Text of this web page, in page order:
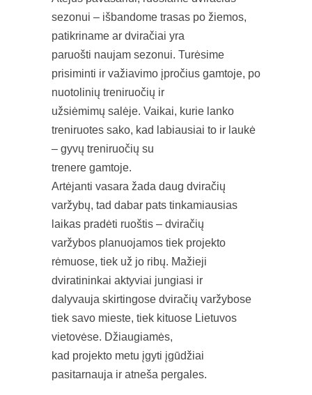
sezonui – išbandome trasas po žiemos,
patikriname ar dviračiai yra
paruošti naujam sezonui. Turėsime
prisiminti ir važiavimo įpročius gamtoje, po
nuotolinių treniruočių ir
užsiėmimų salėje. Vaikai, kurie lanko
treniruotes sako, kad labiausiai to ir laukė
– gyvų treniruočių su
trenere gamtoje.
Artėjanti vasara žada daug dviračių
varžybų, tad dabar pats tinkamiausias
laikas pradėti ruoštis – dviračių
varžybos planuojamos tiek projekto
rėmuose, tiek už jo ribų. Mažieji
dviratininkai aktyviai jungiasi ir
dalyvauja skirtingose dviračių varžybose
tiek savo mieste, tiek kituose Lietuvos
vietovėse. Džiaugiamės,
kad projekto metu įgyti įgūdžiai
pasitarnauja ir atneša pergales.